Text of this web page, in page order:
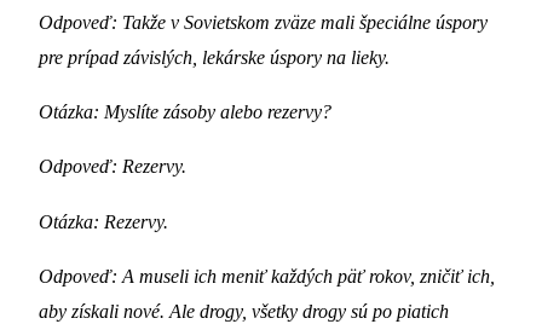
Odpoveď: Takže v Sovietskom zväze mali špeciálne úspory
pre prípad závislých, lekárske úspory na lieky.
Otázka: Myslíte zásoby alebo rezervy?
Odpoveď: Rezervy.
Otázka: Rezervy.
Odpoveď: A museli ich meniť každých päť rokov, zničiť ich,
aby získali nové. Ale drogy, všetky drogy sú po piatich